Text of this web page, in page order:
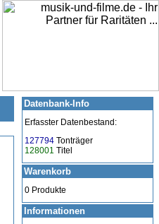
Datenbank-Info
Erfasster Datenbestand:
127794 Tonträger
128001 Titel
Warenkorb
0 Produkte
Informationen